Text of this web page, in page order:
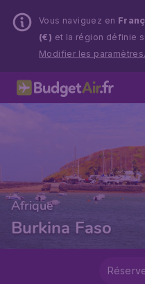
Vous naviguez en
(€) et la région définie
Modifier les paramètres.
Afrique
Burkina Faso